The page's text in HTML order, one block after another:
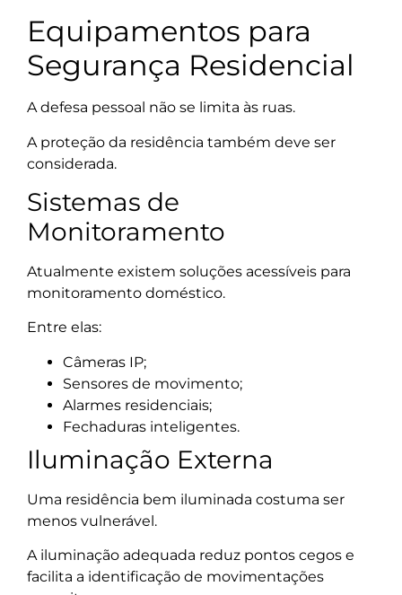
Equipamentos para
Segurança Residencial
A defesa pessoal não se limita às ruas.
A proteção da residência também deve ser
considerada.
Sistemas de
Monitoramento
Atualmente existem soluções acessíveis para
monitoramento doméstico.
Entre elas:
Câmeras IP;
Sensores de movimento;
Alarmes residenciais;
Fechaduras inteligentes.
Iluminação Externa
Uma residência bem iluminada costuma ser
menos vulnerável.
A iluminação adequada reduz pontos cegos e
facilita a identificação de movimentações